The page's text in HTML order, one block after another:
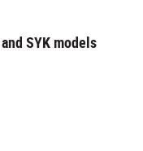
SYK models